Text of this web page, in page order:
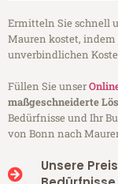
Ermitteln Sie schnell
Mauren kostet, indem
unverbindlichen
Füllen Sie unser
maßgeschneiderte
Bedürfnisse und Ihr
von Bonn nach
Unsere